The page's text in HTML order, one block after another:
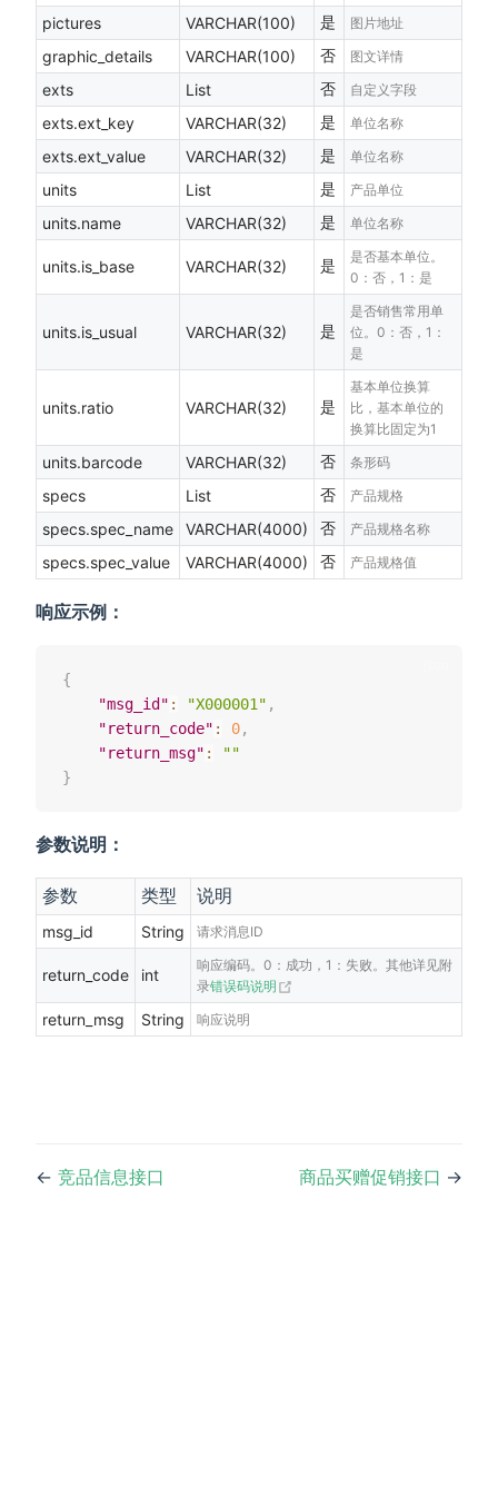
pictures VARCHAR(100) 是 图片地址
graphic_details VARCHAR(100) 否 图文详情
exts List 否 自定义字段
exts.ext_key VARCHAR(32) 是 单位名称
exts.ext_value VARCHAR(32) 是 单位名称
units List 是 产品单位
units.name VARCHAR(32) 是 单位名称
units.is_base VARCHAR(32) 是
是否基本单位。
0：否，1：是
units.is_usual VARCHAR(32) 是
是否销售常用单
位。0：否，1：
是
units.ratio VARCHAR(32) 是
基本单位换算
比，基本单位的
换算比固定为1
units.barcode VARCHAR(32) 否 条形码
specs List 否 产品规格
specs.spec_name VARCHAR(4000) 否 产品规格名称
specs.spec_value VARCHAR(4000) 否 产品规格值
响应示例：
{
"msg_id" : "X000001" ,
"return_code" : 0,
"return_msg" :
""
}
参数说明：
参数 类型 说明
msg_id String 请求消息ID
return_code int
响应编码。0：成功，1：失败。其他详见附
录错误码说明
return_msg String 响应说明
← 竞品信息接口 商品买赠促销接口 →